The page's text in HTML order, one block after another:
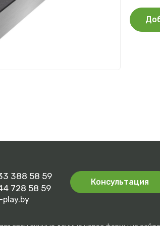
388 58 59
728 58 59
Консультация